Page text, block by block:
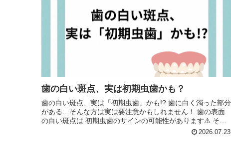
歯の白い斑点、実は初期虫歯かも？
歯の白い斑点、実は「初期虫歯」かも!? 歯に白く濁った部分
がある…そんな方は実は要注意かもしれません！ 歯の表面
の白い斑点は 初期虫歯のサインの可能性があります⚠️ その
2026.07.23